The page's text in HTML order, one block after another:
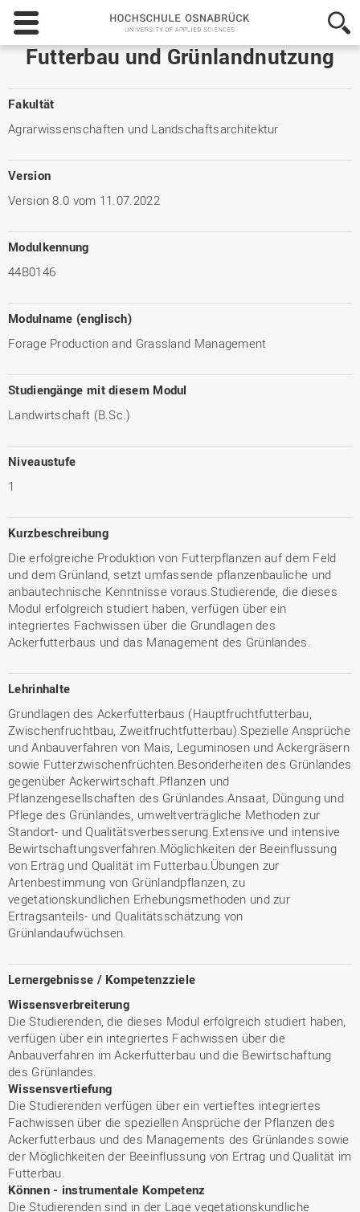
Hochschule
Osnabrück
-
University
Futterbau und Grünlandnutzung
Fakultät
Agrarwissenschaften und Landschaftsarchitektur
Version
Version 8.0 vom 11.07.2022
Modulkennung
44B0146
Modulname (englisch)
Forage Production and Grassland Management
Studiengänge mit diesem Modul
Landwirtschaft (B.Sc.)
Niveaustufe
1
Kurzbeschreibung
Die erfolgreiche Produktion von Futterpflanzen auf dem Feld
und dem Grünland, setzt umfassende pflanzenbauliche und
anbautechnische Kenntnisse voraus.Studierende, die dieses
Modul erfolgreich studiert haben, verfügen über ein
integriertes Fachwissen über die Grundlagen des
Ackerfutterbaus und das Management des Grünlandes.
Lehrinhalte
Grundlagen des Ackerfutterbaus (Hauptfruchtfutterbau,
Zwischenfruchtbau, Zweitfruchtfutterbau).Spezielle Ansprüche
und Anbauverfahren von Mais, Leguminosen und Ackergräsern
sowie Futterzwischenfrüchten.Besonderheiten des Grünlandes
gegenüber Ackerwirtschaft.Pflanzen und
Pflanzengesellschaften des Grünlandes.Ansaat, Düngung und
Pflege des Grünlandes, umweltverträgliche Methoden zur
Standort- und Qualitätsverbesserung.Extensive und intensive
Bewirtschaftungsverfahren.Möglichkeiten der Beeinflussung
von Ertrag und Qualität im Futterbau.Übungen zur
Artenbestimmung von Grünlandpflanzen, zu
vegetationskundlichen Erhebungsmethoden und zur
Ertragsanteils- und Qualitätsschätzung von
Grünlandaufwüchsen.
Lernergebnisse / Kompetenzziele
Wissensverbreiterung
Die Studierenden, die dieses Modul erfolgreich studiert haben,
verfügen über ein integriertes Fachwissen über die
Anbauverfahren im Ackerfutterbau und die Bewirtschaftung
des Grünlandes.
Wissensvertiefung
Die Studierenden verfügen über ein vertieftes integriertes
Fachwissen über die speziellen Ansprüche der Pflanzen des
Ackerfutterbaus und des Managements des Grünlandes sowie
der Möglichkeiten der Beeinflussung von Ertrag und Qualität im
Futterbau.
Können - instrumentale Kompetenz
Die Studierenden sind in der Lage vegetationskundliche